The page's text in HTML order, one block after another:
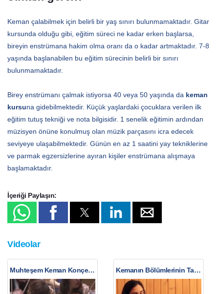
Keman çalabilmek için belirli bir yaş sınırı bulunmamaktadır. Gitar
kursunda olduğu gibi, eğitim süreci ne kadar erken başlarsa,
bireyin enstrümana hakim olma oranı da o kadar artmaktadır. 7-8
yaşında başlanabilen bu eğitim sürecinin belirli bir sınırı
bulunmamaktadır.
Birey enstrümanı çalmak istiyorsa 40 veya 50 yaşında da keman
kursuna gidebilmektedir. Küçük yaşlardaki çocuklara verilen ilk
eğitim tutuş tekniği ve nota bilgisidir. 1 senelik eğitimin ardından
müzisyen önüne konulmuş olan müzik parçasını icra edecek
seviyeye ulaşabilmektedir. Günün en az 1 saatini yay tekniklerine
ve parmak egzersizlerine ayıran kişiler enstrümana alışmaya
başlamaktadır.
İçeriği Paylaşın:
Videolar
Muhteşem Keman Konçertosu Kemanın Bölümlerinin Tanıtılması